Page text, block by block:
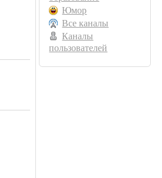
Юмор
Все каналы
Каналы
пользователей